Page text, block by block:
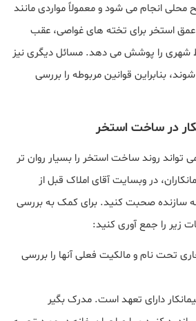
انجام می شود و معمولاً مواردی مانند
عمق استخر برای تخته های غواصی، عقب
شهری را پوشش می دهد. مسائل دیگری نیز
بنابراین قوانین مربوطه را بررسی
تواند روند ساخت استخر را بسیار روان تر
در وبسایت آقای املاک قبل از
سازنده صحبت کنید. برای کمک به بررسی
زیر را جمع آوری کنید:
تحت نام و مالکیت فعلی آنها را بررسی
دارای تعهد است. مدرک بگیر